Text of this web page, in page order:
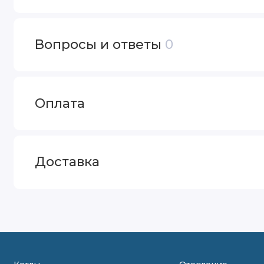
Вопросы и ответы 0
Оплата
Доставка